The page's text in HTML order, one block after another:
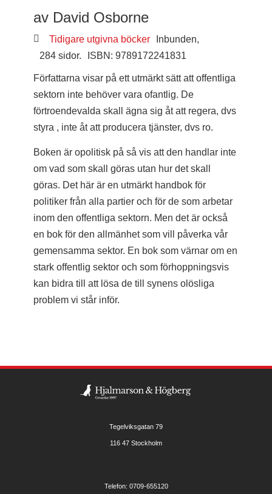
av David Osborne
Tidigare utgivna böcker
Inbunden,
284 sidor.
ISBN: 9789172241831
Författarna visar på ett utmärkt sätt att offentliga
sektorn inte behöver vara ofantlig. De
förtroendevalda skall ägna sig åt att regera, dvs
styra , inte åt att producera tjänster, dvs ro.
Boken är opolitisk på så vis att den handlar inte
om vad som skall göras utan hur det skall
göras. Det här är en utmärkt handbok för
politiker från alla partier och för de som arbetar
inom den offentliga sektorn. Men det är också
en bok för den allmänhet som vill påverka vår
gemensamma sektor. En bok som värnar om en
stark offentlig sektor och som förhoppningsvis
kan bidra till att lösa de till synens olösliga
problem vi står inför.
Tegelviksgatan 79
116 47 Stockholm
Telefon: 0709-655120